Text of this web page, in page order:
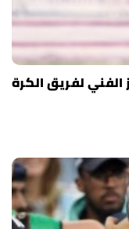
الفني لفريق الكرة